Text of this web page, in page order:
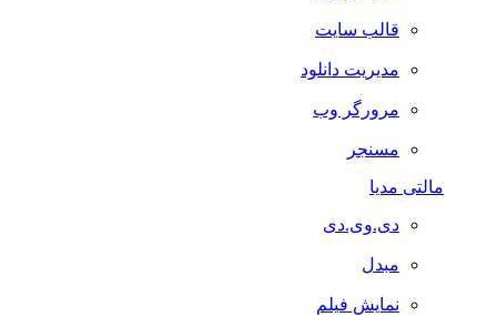
قالب سایت
مدیریت دانلود
مرورگر وب
مسنجر
مالتی مدیا
دی.وی.دی
مبدل
نمایش فیلم